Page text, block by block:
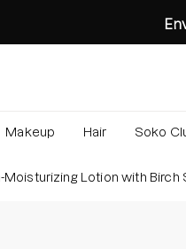
Makeup Hair Soko
Moisturizing Lotion with Birch